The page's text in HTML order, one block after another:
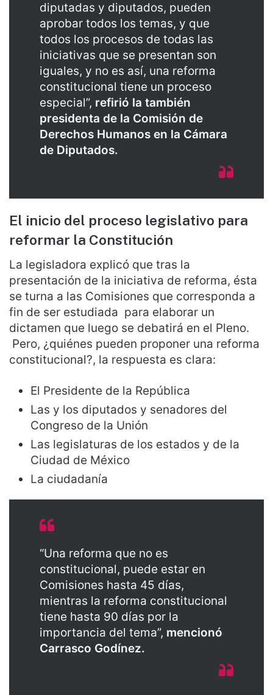
diputadas y diputados, pueden
aprobar todos los temas, y que
todos los procesos de todas las
iniciativas que se presentan son
iguales, y no es así, una reforma
constitucional tiene un proceso
especial”, refirió la también
presidenta de la Comisión de
Derechos Humanos en la Cámara
de Diputados.
El inicio del proceso legislativo para
reformar la Constitución
La legisladora explicó que tras la
presentación de la iniciativa de reforma, ésta
se turna a las Comisiones que corresponda a
fin de ser estudiada para elaborar un
dictamen que luego se debatirá en el Pleno.
Pero, ¿quiénes pueden proponer una reforma
constitucional?, la respuesta es clara:
El Presidente de la República
Las y los diputados y senadores del
Congreso de la Unión
Las legislaturas de los estados y de la
Ciudad de México
La ciudadanía
“Una reforma que no es
constitucional, puede estar en
Comisiones hasta 45 días,
mientras la reforma constitucional
tiene hasta 90 días por la
importancia del tema”, mencionó
Carrasco Godínez.